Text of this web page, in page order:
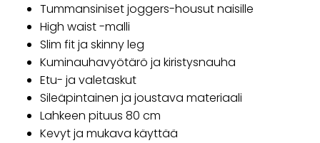
Tummansiniset joggers-housut naisille
High waist -malli
Slim fit ja skinny leg
Kuminauhavyötärö ja kiristysnauha
Etu- ja valetaskut
Sileäpintainen ja joustava materiaali
Lahkeen pituus 80 cm
Kevyt ja mukava käyttää